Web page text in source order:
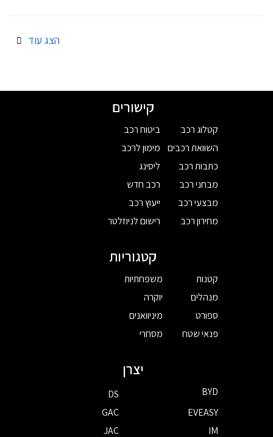
הצג עוד
קישורים
קטלוג רכב
השוואת רכבים
כתבות רכב
מבחני רכב
מבצעי רכב
מחירון רכב
ביטוח רכב
מימון לרכב
ליסינג
רכב חדש
ייעוץ רכב
רישום לניוזלטר
קטגוריות
קטנות
מנהלים
ספורט
פנאי שטח
משפחתיות
יוקרה
מיניוואנים
מסחרי
יצרן
BYD
DS
EVEASY
GAC
IM
JAC